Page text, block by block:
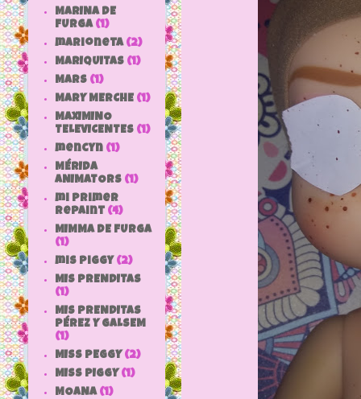
MARINA DE
FURGA (1)
marioneta (2)
MARIQUITAS (1)
MARS (1)
MARY MERCHE (1)
MAXIMINO
TELEVICENTES (1)
mencyn (1)
MÉRIDA
ANIMATORS (1)
mi primer
repaint (4)
MIMMA DE FURGA
(1)
mis piggy (2)
MIS PRENDITAS
(1)
MIS PRENDITAS
PÉREZ Y GALSEM
(1)
MISS PEGGY (2)
MISS PIGGY (1)
MOANA (1)